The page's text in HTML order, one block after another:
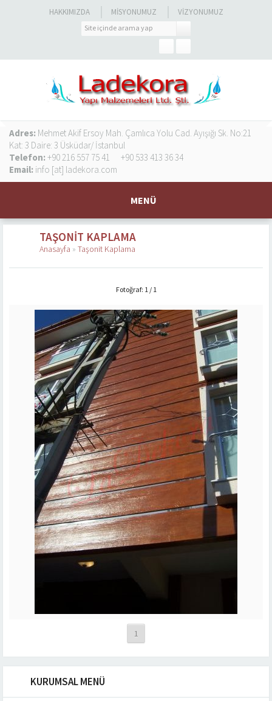
HAKKIMIZDA MISYONUMUZ VIZYONUMUZ
Adres: Mehmet Akif Ersoy Mah. Çamlıca Yolu Cad. Ayışığı Sk. No:21
Kat: 3 Daire: 3 Üsküdar/ İstanbul
Telefon: +90 216 557 75 41
+90 533 413 36 34
Email: info [at] ladekora.com
MENÜ
TAŞONIT KAPLAMA
Anasayfa » Taşonit Kaplama
Fotoğraf: 1 / 1
1
KURUMSAL MENÜ